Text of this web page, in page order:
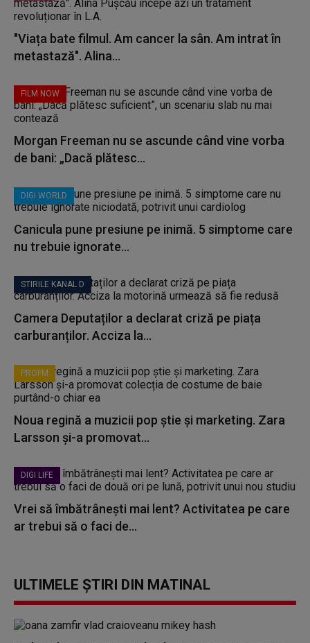
"Viața bate filmul. Am cancer la sân. Am intrat în
metastază". Alina...
FILM NOW
Morgan Freeman nu se ascunde când vine vorba
de bani: „Dacă plătesc...
DIGI WORLD
Canicula pune presiune pe inimă. 5 simptome care
nu trebuie ignorate...
STIRILE KANAL D
Camera Deputaților a declarat criză pe piața
carburanților. Acciza la...
PROFM
Noua regină a muzicii pop știe și marketing. Zara
Larsson și-a promovat...
DIGI LIFE
Vrei să îmbătrânești mai lent? Activitatea pe care
ar trebui să o faci de...
ULTIMELE ȘTIRI DIN MATINAL